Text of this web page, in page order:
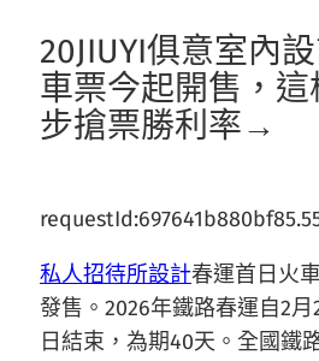
20JIUYI俱意室內
車票今起開售，
步搶票勝利率→
私人招待所設計春運首日火
發售。2026年鐵路春運自2月
日結束，為期40天。全國鐵